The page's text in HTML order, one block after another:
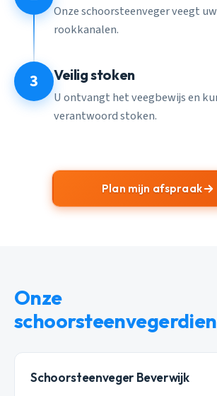
Onze schoorsteenveger veegt
rookkanalen.
3 Veilig stoken
U ontvangt het veegbewijs en
verantwoord stoken.
Plan mijn afspraak
Onze
Schoorsteenveger Beverwijk